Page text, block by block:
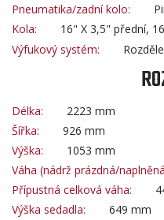
Pneumatika/zadní kolo:
Kola:
16" X 3,5" přední,
Výfukový systém:
Délka:
2223 mm
Šířka:
926 mm
Výška:
1053 mm
Váha (nádrž prázdná/
Přípustná celková váha:
Výška sedadla:
649 mm